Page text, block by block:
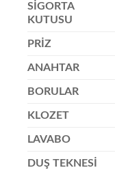
SİGORTA
KUTUSU
PRİZ
ANAHTAR
BORULAR
KLOZET
LAVABO
DUŞ TEKNESİ